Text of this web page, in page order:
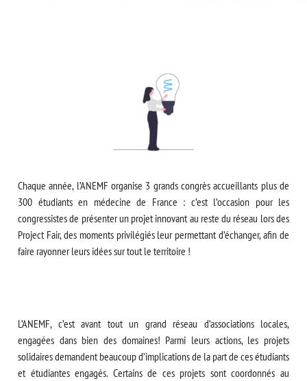
Chaque année, l’ANEMF organise 3 grands congrès accueillants plus de
300 étudiants en médecine de France : c’est l’occasion pour les
congressistes de présenter un projet innovant au reste du réseau lors des
Project Fair, des moments privilégiés leur permettant d’échanger, afin de
faire rayonner leurs idées sur tout le territoire !
L’ANEMF, c’est avant tout un grand réseau d’associations locales,
engagées dans bien des domaines! Parmi leurs actions, les projets
solidaires demandent beaucoup d’implications de la part de ces étudiants
et étudiantes engagés. Certains de ces projets sont coordonnés au